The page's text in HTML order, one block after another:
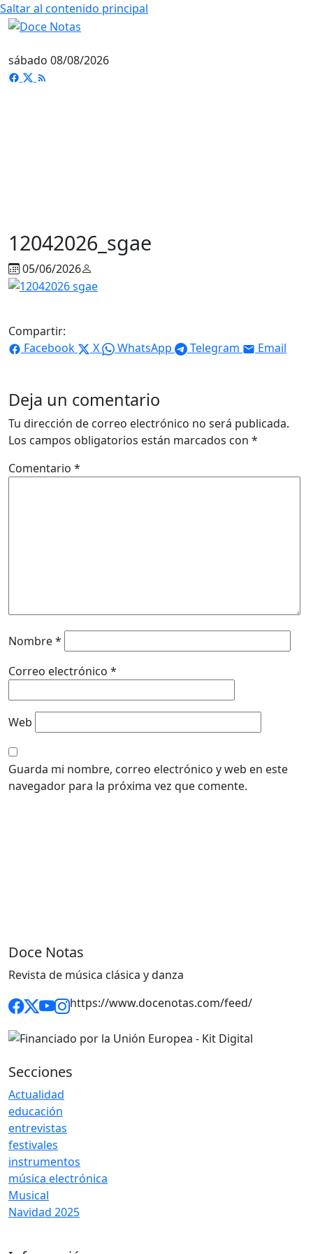
Saltar al contenido principal
sábado 08/08/2026
12042026_sgae
05/06/2026
Compartir:
Facebook
X WhatsApp Telegram Email
Deja un comentario
Tu dirección de correo electrónico no será publicada.
Los campos obligatorios están marcados con *
Comentario *
Nombre*
Correo electrónico *
Web
Guarda mi nombre, correo electrónico y web en este
navegador para la próxima vez que comente.
Doce Notas
Revista de música clásica y danza
https://www.docenotas.com/feed/
Secciones
Actualidad
educación
entrevistas
festivales
instrumentos
música electrónica
Musical
Navidad 2025